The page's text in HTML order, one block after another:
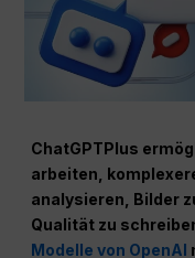
ChatGPTPlus
arbeiten,
analysieren, Bilder
Qualität zu
Modelle von OpenAI